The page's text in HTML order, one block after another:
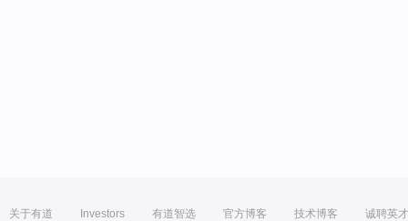
关于有道 Investors 有道智选 官方博客 技术博客 诚聘英才